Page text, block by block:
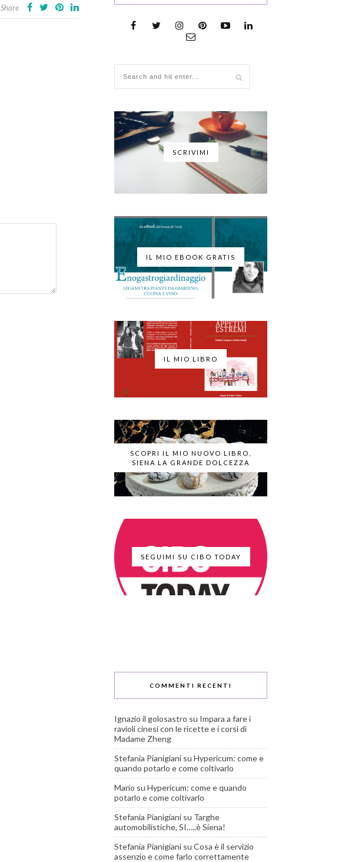
Share
SCRIVIMI
IL MIO EBOOK GRATIS
IL MIO LIBRO
SCOPRI IL MIO NUOVO LIBRO,
SIENA LA GRANDE DOLCEZZA
SEGUIMI SU CIBO TODAY
COMMENTI RECENTI
Ignazio il golosastro su Impara a fare i
ravioli cinesi con le ricette e i corsi di
Madame Zheng
Stefania Pianigiani su Hypericum: come e
quando potarlo e come coltivarlo
Mario su Hypericum: come e quando
potarlo e come coltivarlo
Stefania Pianigiani su Targhe
automobilistiche, SI…..è Siena!
Stefania Pianigiani su Cosa è il servizio
assenzio e come farlo correttamente